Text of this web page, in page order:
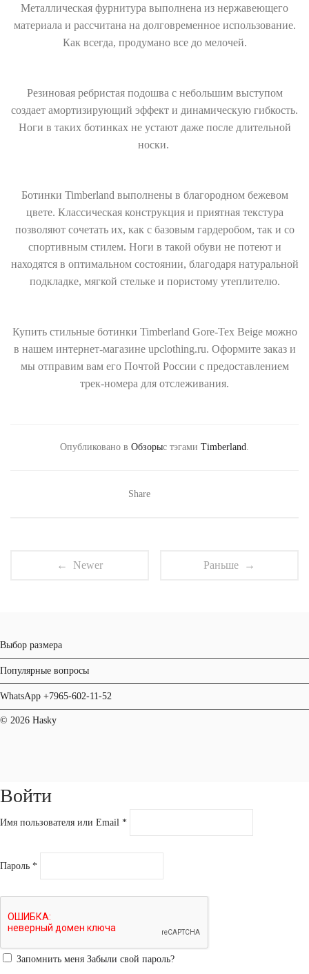
Металлическая фурнитура выполнена из нержавеющего
материала и рассчитана на долговременное использование.
Как всегда, продумано все до мелочей.
Резиновая ребристая подошва с небольшим выступом
создает амортизирующий эффект и динамическую гибкость.
Ноги в таких ботинках не устают даже после длительной
носки.
Ботинки Timberland выполнены в благородном бежевом
цвете. Классическая конструкция и приятная текстура
позволяют сочетать их, как с базовым гардеробом, так и со
спортивным стилем. Ноги в такой обуви не потеют и
находятся в оптимальном состоянии, благодаря натуральной
подкладке, мягкой стельке и пористому утеплителю.
Купить стильные ботинки Timberland Gore-Tex Beige можно
в нашем интернет-магазине upclothing.ru. Оформите заказ и
мы отправим вам его Почтой России с предоставлением
трек-номера для отслеживания.
Опубликовано в Обзорыс тэгами Timberland.
Share
← Newer Раньше →
Выбор размера
Популярные вопросы
WhatsApp +7965-602-11-52
© 2026 Hasky
Войти
Имя пользователя или Email *
Пароль *
Запомнить меня Забыли свой пароль?